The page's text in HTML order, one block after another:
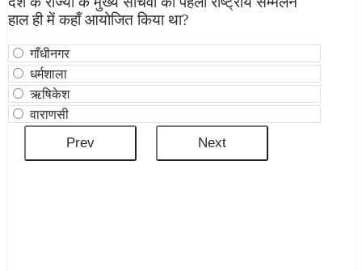
हाल ही में कहाँ आयोजित किया था?
गाँधीनगर
धर्मशाला
ऋषिकेश
वाराणसी